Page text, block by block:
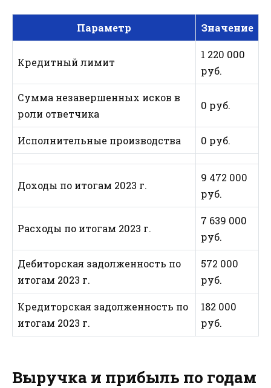
Параметр Значение
Кредитный лимит
1 220 000
руб.
Сумма незавершенных исков в
роли ответчика
0 руб.
Исполнительные производства 0 руб.
Доходы по итогам 2023 г.
9 472 000
руб.
Расходы по итогам 2023 г.
7 639 000
руб.
Дебиторская задолженность по
итогам 2023 г.
572 000
руб.
Кредиторская задолженность по
итогам 2023 г.
182 000
руб.
Выручка и прибыль по годам